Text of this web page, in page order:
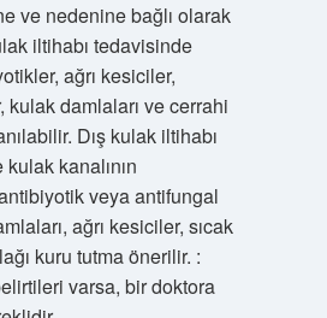
ve nedenine bağlı olarak
iltihabı tedavisinde
ağrı kesiciler,
kulak damlaları ve cerrahi
Dış kulak iltihabı
kanalının
veya antifungal
ağrı kesiciler, sıcak
kuru tutma önerilir. :
varsa, bir doktora